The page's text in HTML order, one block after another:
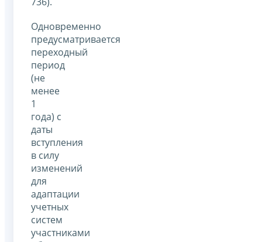
Одновременно
предусматривается
переходный
период
(не
менее
1
года) с
даты
вступления
в силу
изменений
для
адаптации
учетных
систем
участниками